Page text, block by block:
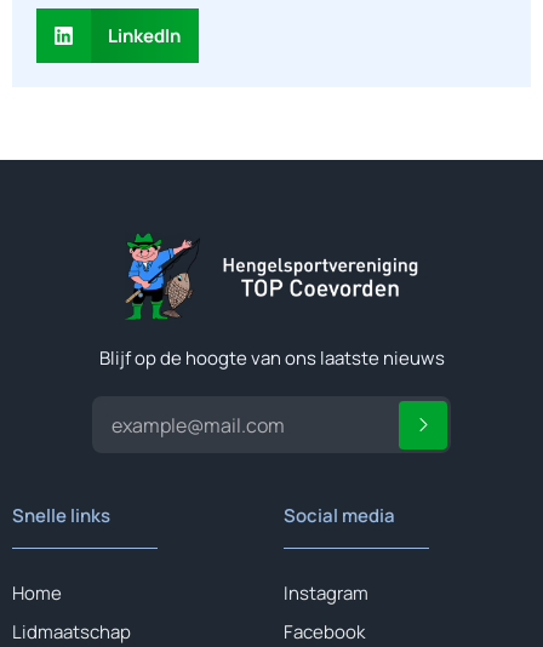
LinkedIn
Blijf op de hoogte van ons laatste nieuws
Snelle links
Home
Lidmaatschap
Social media
Instagram
Facebook